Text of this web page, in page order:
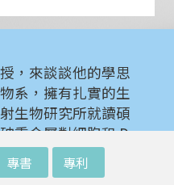
，來談談他的學思
系，擁有扎實的生
生物研究所就讀碩
重金屬對細胞和 D
就讀陽明大學博
低劑量輻射鋼筋下
專書 專利